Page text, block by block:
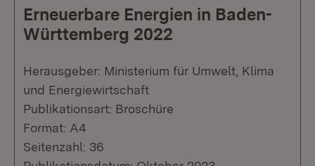
Erneuerbare Energien in Baden-
Württemberg 2022
Herausgeber: Ministerium für Umwelt, Klima
und Energiewirtschaft
Publikationsart: Broschüre
Format: A4
Seitenzahl: 36